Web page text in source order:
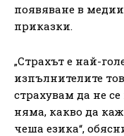
появяване в
приказки.
„Страхът е най-
изпълнителите
страхувам да не
няма, какво да
чеша езика“,